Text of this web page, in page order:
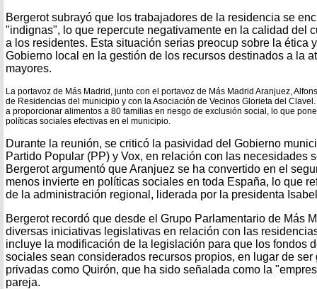
Bergerot subrayó que los trabajadores de la residencia se
"indignas", lo que repercute negativamente en la calidad del
a los residentes. Esta situación serias preocup sobre la ética
Gobierno local en la gestión de los recursos destinados a la
mayores.
La portavoz de Más Madrid, junto con el portavoz de Más Madrid Aranjuez,
de Residencias del municipio y con la Asociación de Vecinos Glorieta del
a proporcionar alimentos a 80 familias en riesgo de exclusión social, lo que
políticas sociales efectivas en el municipio.
Durante la reunión, se criticó la pasividad del Gobierno
Partido Popular (PP) y Vox, en relación con las necesidades
Bergerot argumentó que Aranjuez se ha convertido en el
menos invierte en políticas sociales en toda España, lo que
de la administración regional, liderada por la presidenta
Bergerot recordó que desde el Grupo Parlamentario de Más
diversas iniciativas legislativas en relación con las
incluye la modificación de la legislación para que los fondos
sociales sean considerados recursos propios, en lugar de
privadas como Quirón, que ha sido señalada como la
pareja.